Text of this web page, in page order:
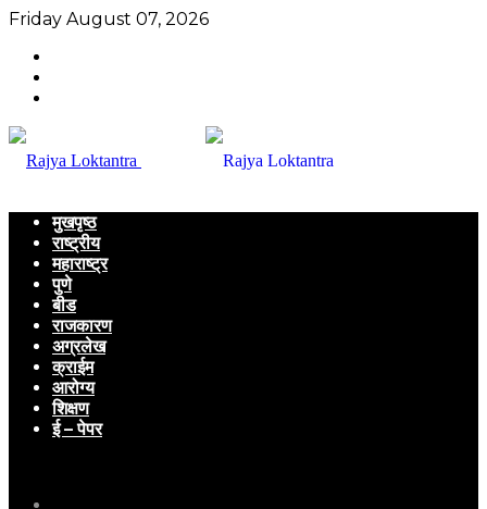
Friday August 07, 2026
मुखपृष्ठ
राष्ट्रीय
महाराष्ट्र
पुणे
बीड
राजकारण
अग्रलेख
क्राईम
आरोग्य
शिक्षण
ई – पेपर